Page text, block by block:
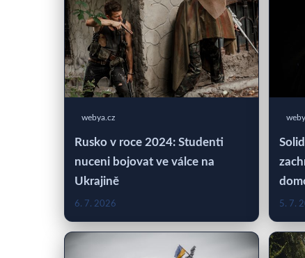
webya.cz
Rusko v roce 2024: Studenti
nuceni bojovat ve válce na
Ukrajině
6. 7. 2026 5. 7.